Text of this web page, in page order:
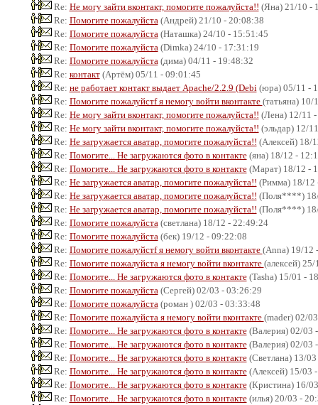
Re: Не могу зайти вконтакт, помогите пожалуйста!! (Яна) 21/10 -
Re: Помогите пожалуйста (Андрей) 21/10 - 20:08:38
Re: Помогите пожалуйста (Наташка) 24/10 - 15:51:45
Re: Помогите пожалуйста (Dimka) 24/10 - 17:31:19
Re: Помогите пожалуйста (дима) 04/11 - 19:48:32
Re: контакт(Артём) 05/11 - 09:01:45
Re: не работает контакт выдает Apache/2.2.9 (Debi (юра) 05/11 -
Re: Помогите пожалуйстf я немогу войти вконтакте (татьяна)
Re: Не могу зайти вконтакт, помогите пожалуйста!! (Лена) 12/11
Re: Не могу зайти вконтакт, помогите пожалуйста!! (эльдар) 12/
Re: Не загружается аватар, помогите пожалуйста!! (Алексей) 18/
Re: Помогите... Не загружаются фото в контакте(яна) 18/12 -
Re: Помогите... Не загружаются фото в контакте(Марат) 18/12 -
Re: Не загружается аватар, помогите пожалуйста!! (Римма) 18/12
Re: Не загружается аватар, помогите пожалуйста!! (Поля****)
Re: Не загружается аватар, помогите пожалуйста!! (Поля****)
Re: Помогите пожалуйста (светлана) 18/12 - 22:49:24
Re: Помогите пожалуйста (бек) 19/12 - 09:22:08
Re: Помогите пожалуйстf я немогу войти вконтакте (Anna) 19/12
Re: Помогите пожалуйста я немогу войти вконтакте (алексей)
Re: Помогите... Не загружаются фото в контакте(Tasha) 15/01 -
Re: Помогите пожалуйста (Сергей) 02/03 - 03:26:29
Re: Помогите пожалуйста (роман ) 02/03 - 03:33:48
Re: Помогите пожалуйста я немогу войти вконтакте (mader) 02/
Re: Помогите... Не загружаются фото в контакте(Валерия) 02/03
Re: Помогите... Не загружаются фото в контакте(Валерия) 02/03
Re: Помогите... Не загружаются фото в контакте(Светлана) 13/
Re: Помогите... Не загружаются фото в контакте(Алексей) 15/03
Re: Помогите... Не загружаются фото в контакте(Кристина) 16/
Re: Помогите... Не загружаются фото в контакте(илья) 20/03 -